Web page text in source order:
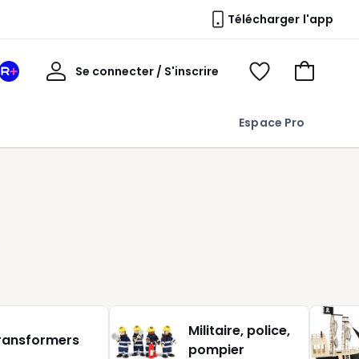
Télécharger l'app
Espace Pro
Mon
Se connecter / S'inscrire
Mon
Voir
Voir
Militaire, police,
pompier